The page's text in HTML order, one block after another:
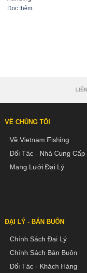
Đọc thêm
VỀ CHÚNG TÔI
Về Vietnam Fishing
Đối Tác - Nhà Cung Cấp
Mạng Lưới Đại Lý
ĐẠI LÝ - BÁN BUÔN
Chính Sách Đại Lý
Chính Sách Bán Buôn
Đối Tác - Khách Hàng